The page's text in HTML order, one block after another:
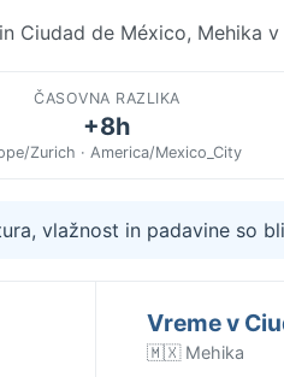
Ciudad de México, Mehika
ČASOVNA RAZLIKA
+8h
Zurich · America/Mexico_City
vlažnost in padavine so
Vreme v
🇲🇽 Mehika